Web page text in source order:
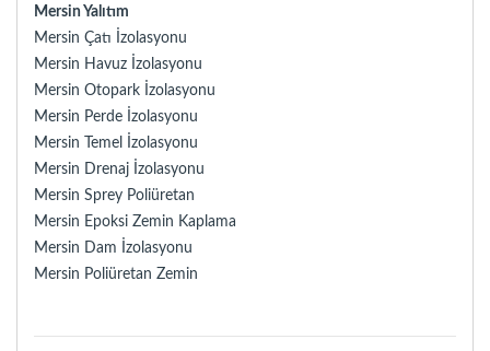
Mersin Yalıtım
Mersin Çatı İzolasyonu
Mersin Havuz İzolasyonu
Mersin Otopark İzolasyonu
Mersin Perde İzolasyonu
Mersin Temel İzolasyonu
Mersin Drenaj İzolasyonu
Mersin Sprey Poliüretan
Mersin Epoksi Zemin Kaplama
Mersin Dam İzolasyonu
Mersin Poliüretan Zemin